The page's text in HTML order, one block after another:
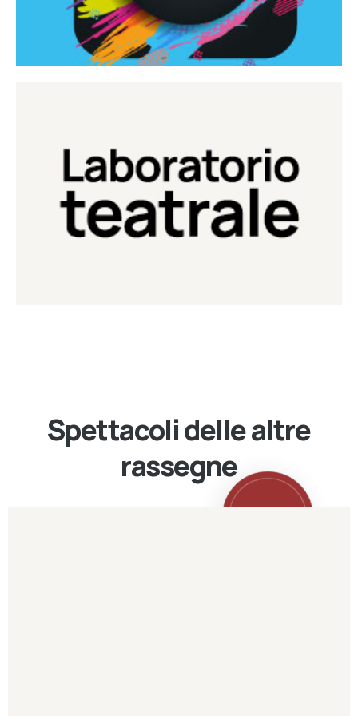
Laboratorio Teatrale
Laboratorio di teatro del Teatro Eduardo de Filippo
Continua
Spettacoli delle altre
rassegne